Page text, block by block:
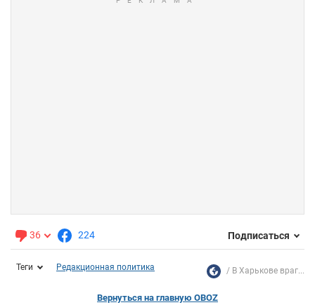
36 224 Подписаться
Теги Редакционная политика В Харькове враг...
Вернуться на главную OBOZ